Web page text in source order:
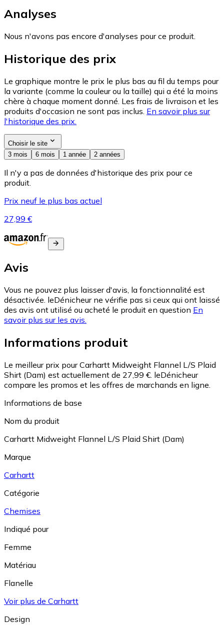
Analyses
Nous n'avons pas encore d'analyses pour ce produit.
Historique des prix
Le graphique montre le prix le plus bas au fil du temps pour
la variante (comme la couleur ou la taille) qui a été la moins
chère à chaque moment donné. Les frais de livraison et les
produits d'occasion ne sont pas inclus. En savoir plus sur
l'historique des prix.
Choisir le site
3 mois
6 mois 1 année 2 années
Il n'y a pas de données d'historique des prix pour ce
produit.
Prix neuf le plus bas actuel
27,99 €
Avis
Vous ne pouvez plus laisser d'avis, la fonctionnalité est
désactivée. leDénicheur ne vérifie pas si ceux qui ont laissé
des avis ont utilisé ou acheté le produit en question En
savoir plus sur les avis.
Informations produit
Le meilleur prix pour Carhartt Midweight Flannel L/S Plaid
Shirt (Dam) est actuellement de 27,99 €. leDénicheur
compare les promos et les offres de marchands en ligne.
Informations de base
Nom du produit
Carhartt Midweight Flannel L/S Plaid Shirt (Dam)
Marque
Carhartt
Catégorie
Chemises
Indiqué pour
Femme
Matériau
Flanelle
Voir plus de Carhartt
Design